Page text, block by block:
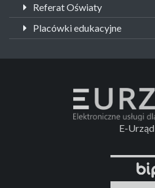
Referat Oświaty
Placówki edukacyjne
E-Urząd